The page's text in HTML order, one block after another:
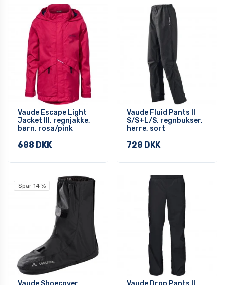
Vaude Escape Light
Jacket III, regnjakke,
børn, rosa/pink
688 DKK
Vaude Fluid Pants II
S/S+L/S, regnbukser,
herre, sort
728 DKK
Spar 14 %